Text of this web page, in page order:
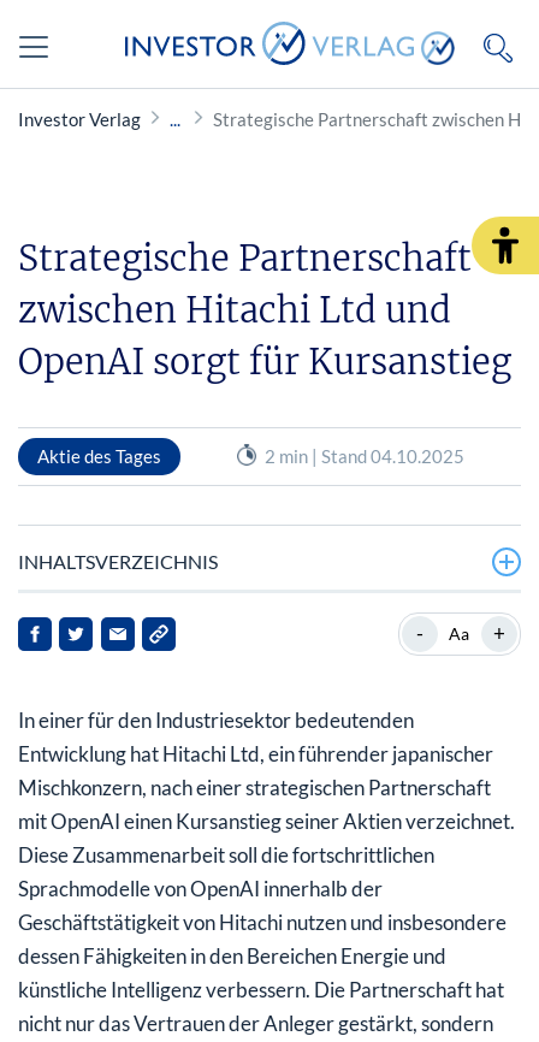
Investor Verlag Strategische Partnerschaft zwischen
Strategische Partnerschaft
zwischen Hitachi Ltd und
OpenAI sorgt für Kursanstieg
Aktie des Tages 2 min | Stand 04.10.2025
INHALTSVERZEICHNIS
Was beinhaltet die Partnerschaft?
Was sind die finanziellen Auswirkungen?
Was bedeutet das für Investoren?
- Aa +
In einer für den Industriesektor bedeutenden
Entwicklung hat Hitachi Ltd, ein führender japanischer
Mischkonzern, nach einer strategischen Partnerschaft
mit OpenAI einen Kursanstieg seiner Aktien verzeichnet.
Diese Zusammenarbeit soll die fortschrittlichen
Sprachmodelle von OpenAI innerhalb der
Geschäftstätigkeit von Hitachi nutzen und insbesondere
dessen Fähigkeiten in den Bereichen Energie und
künstliche Intelligenz verbessern. Die Partnerschaft hat
nicht nur das Vertrauen der Anleger gestärkt, sondern